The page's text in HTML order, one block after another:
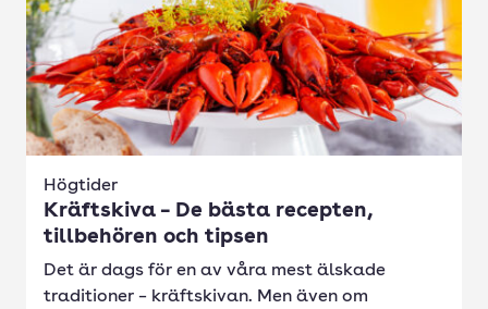
Högtider
Kräftskiva – De bästa recepten,
tillbehören och tipsen
Det är dags för en av våra mest älskade
traditioner – kräftskivan. Men även om